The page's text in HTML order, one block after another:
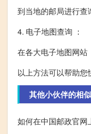
到当地的邮局进行查
4. 电子地图查询 ：
在各大电子地图网站
以上方法可以帮助
其他小伙伴的相
如何在中国邮政官网